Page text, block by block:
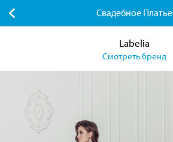
Свадебное Платье
Labelia
Смотреть бренд